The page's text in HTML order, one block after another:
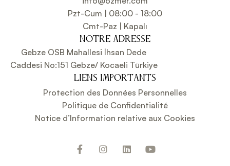
Pzt-Cum | 08:00 - 18:00
Cmt-Paz | Kapalı
NOTRE ADRESSE
Gebze OSB Mahallesi İhsan Dede
Caddesi No:151 Gebze/ Kocaeli Türkiye
LIENS IMPORTANTS
Protection des Données Personnelles
Politique de Confidentialité
Notice d’Information relative aux Cookies